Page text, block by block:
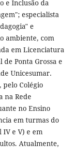
e Inclusão da
especialista
e
ambiente, com
em Licenciatura
Ponta Grossa e
Unicesumar.
pelo Colégio
na Rede
no Ensino
em turmas do
e V) e em
Atualmente,